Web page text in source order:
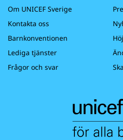
Om UNICEF Sverige
Kontakta oss
Barnkonventionen
Lediga tjänster
Frågor och svar